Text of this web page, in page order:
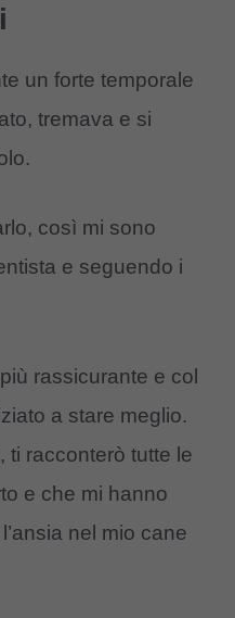
un forte temporale
tremava e si
così mi sono
e seguendo i
rassicurante e col
a stare meglio.
ti racconterò tutte le
e che mi hanno
nel mio cane